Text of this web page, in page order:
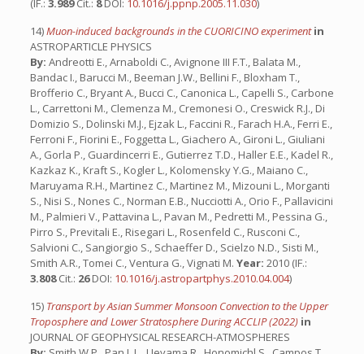
(IF.: 3.989Cit.: 8DOI: 10.1016/j.ppnp.2005.11.030)
14)Muon-induced backgrounds in the CUORICINO experimentin
ASTROPARTICLE PHYSICS
By: Andreotti E., Arnaboldi C., Avignone III F.T., Balata M.,
Bandac I., Barucci M., Beeman J.W., Bellini F., Bloxham T.,
Brofferio C., Bryant A., Bucci C., Canonica L., Capelli S., Carbone
L., Carrettoni M., Clemenza M., Cremonesi O., Creswick R.J., Di
Domizio S., Dolinski M.J., Ejzak L., Faccini R., Farach H.A., Ferri E.,
Ferroni F., Fiorini E., Foggetta L., Giachero A., Gironi L., Giuliani
A., Gorla P., Guardincerri E., Gutierrez T.D., Haller E.E., Kadel R.,
Kazkaz K., Kraft S., Kogler L., Kolomensky Y.G., Maiano C.,
Maruyama R.H., Martinez C., Martinez M., Mizouni L., Morganti
S., Nisi S., Nones C., Norman E.B., Nucciotti A., Orio F., Pallavicini
M., Palmieri V., Pattavina L., Pavan M., Pedretti M., Pessina G.,
Pirro S., Previtali E., Risegari L., Rosenfeld C., Rusconi C.,
Salvioni C., Sangiorgio S., Schaeffer D., Scielzo N.D., Sisti M.,
Smith A.R., Tomei C., Ventura G., Vignati M. Year: 2010 (IF.:
3.808Cit.: 26DOI: 10.1016/j.astropartphys.2010.04.004)
15) Transport by Asian Summer Monsoon Convection to the Upper
Troposphere and Lower Stratosphere During ACCLIP (2022) in
JOURNAL OF GEOPHYSICAL RESEARCH-ATMOSPHERES